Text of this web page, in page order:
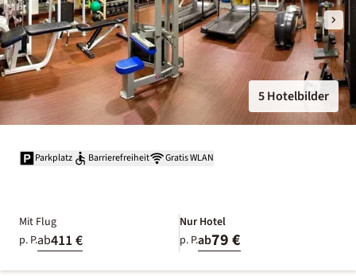
5 Hotelbilder
Parkplatz Barrierefreiheit Gratis WLAN
Mit Flug
p. P.ab411 €
Nur Hotel
p. P.ab79 €